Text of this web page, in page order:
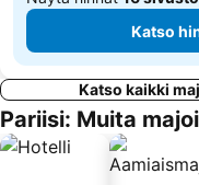
Katso
Katso kaikki
Pariisi: Muita